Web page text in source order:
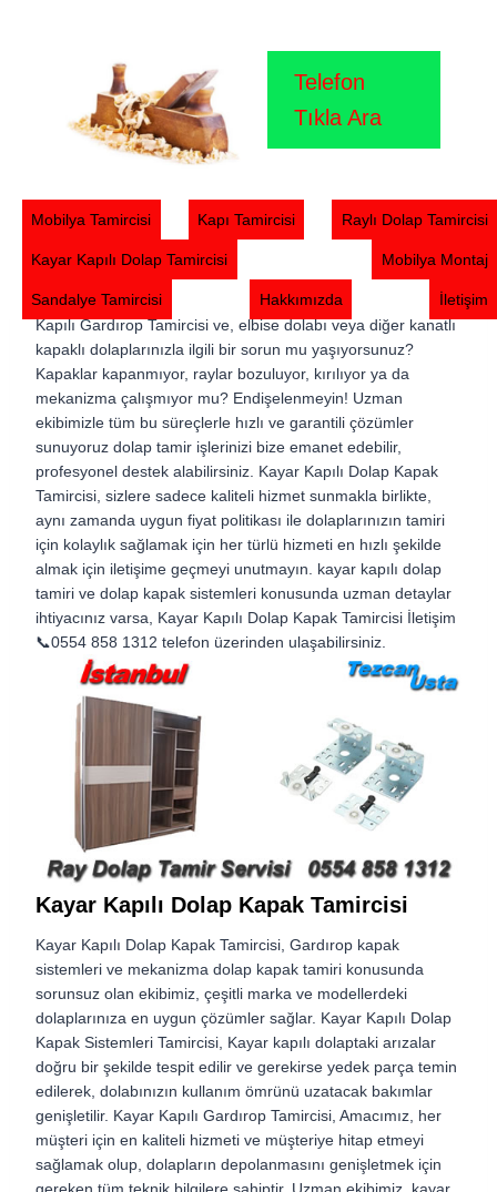
Telefon
Tıkla Ara
Mobilya Tamircisi Kapı Tamircisi Raylı Dolap Tamircisi
Kayar Kapılı Dolap Tamircisi Mobilya Montaj
Sandalye Tamircisi Hakkımızda İletişim
Kayar Kapılı Dolap Kapak Tamircisi 🛠️ Gardırop Tamircisi
0554 858 1312. Uzman ekibimizle birlikte sizlere kaliteli ve
güvenilir hizmet sunarak dolaplarınızın kapak sistemleri ve
kapağı tamiri, bakımı ve onarımı yapıyoruz. Kayar Kapılı
Dolap Kapak Tamircisi, Sıkışan kayar kapı sistemlerini hızlı
bir şekilde onarıyor, geri kazandırıyoruz. Dolap
kapaklarınızın sorunsuz bir şekilde açılıp kapanmasını
sağlamak için en iyi malzeme ve seçenekler sunan. Kayar
Kapılı Gardırop Tamircisi ve, elbise dolabı veya diğer kanatlı
kapaklı dolaplarınızla ilgili bir sorun mu yaşıyorsunuz?
Kapaklar kapanmıyor, raylar bozuluyor, kırılıyor ya da
mekanizma çalışmıyor mu? Endişelenmeyin! Uzman
ekibimizle tüm bu süreçlerle hızlı ve garantili çözümler
sunuyoruz dolap tamir işlerinizi bize emanet edebilir,
profesyonel destek alabilirsiniz. Kayar Kapılı Dolap Kapak
Tamircisi, sizlere sadece kaliteli hizmet sunmakla birlikte,
aynı zamanda uygun fiyat politikası ile dolaplarınızın tamiri
için kolaylık sağlamak için her türlü hizmeti en hızlı şekilde
almak için iletişime geçmeyi unutmayın. kayar kapılı dolap
tamiri ve dolap kapak sistemleri konusunda uzman detaylar
ihtiyacınız varsa, Kayar Kapılı Dolap Kapak Tamircisi İletişim
📞0554 858 1312 telefon üzerinden ulaşabilirsiniz.
Kayar Kapılı Dolap Kapak Tamircisi
Kayar Kapılı Dolap Kapak Tamircisi, Gardırop kapak
sistemleri ve mekanizma dolap kapak tamiri konusunda
sorunsuz olan ekibimiz, çeşitli marka ve modellerdeki
dolaplarınıza en uygun çözümler sağlar. Kayar Kapılı Dolap
Kapak Sistemleri Tamircisi, Kayar kapılı dolaptaki arızalar
doğru bir şekilde tespit edilir ve gerekirse yedek parça temin
edilerek, dolabınızın kullanım ömrünü uzatacak bakımlar
genişletilir. Kayar Kapılı Gardırop Tamircisi, Amacımız, her
müşteri için en kaliteli hizmeti ve müşteriye hitap etmeyi
sağlamak olup, dolapların depolanmasını genişletmek için